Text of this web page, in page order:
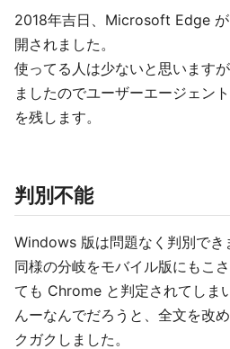
2018年吉日、Microsoft Edge
開されました。
使ってる人は少ないと思います
ましたのでユーザーエージェン
を残します。
判別不能
Windows 版は問題なく判別でき
同様の分岐をモバイル版にもこ
ても Chrome と判定されてしま
んーなんでだろうと、全文を改
クガクしました。